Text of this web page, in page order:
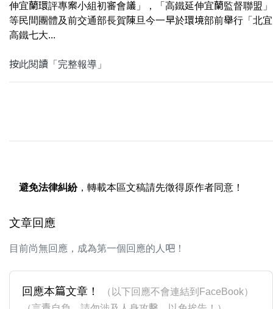
伸宜蘭環評專案小組初審會議」，「高鐵延伸宜蘭監督聯盟」
等民間團體及前交通部長賀陳旦今一早於環境部前舉行「北宜
高鐵七大...
按此閱讀「完整報導」
避免法律糾紛，轉載本區文稿請先徵得原作者同意！
文章回應
目前尚無回應，成為第一個回應的人吧！
回應本篇文章！
（以下回應不會連結到FaceBook）